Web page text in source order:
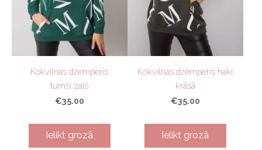
Kokvilnas džemperis
tumši zaļš
€35.00
Ielikt grozā
Kokvilnas džemperis haki
krāsā
€35.00
Ielikt grozā